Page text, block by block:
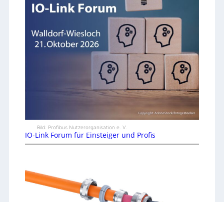
Bild: Profibus Nutzerorganisation e. V.
IO-Link Forum für Einsteiger und Profis